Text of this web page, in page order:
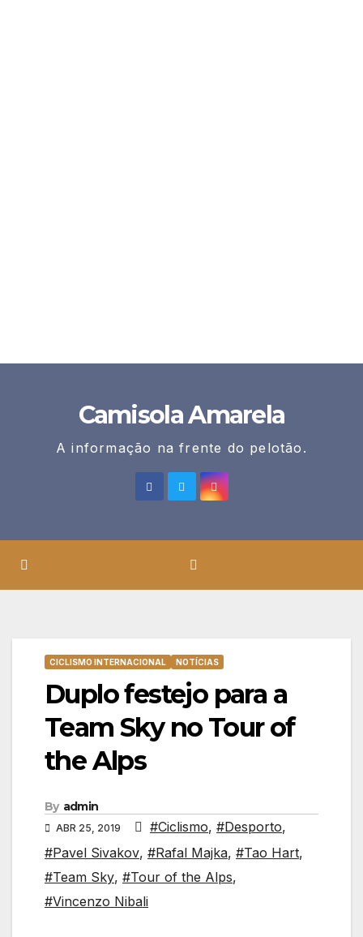
Camisola Amarela
A informação na frente do pelotão.
CICLISMO INTERNACIONAL NOTÍCIAS
Duplo festejo para a
Team Sky no Tour of
the Alps
By admin
ABR 25, 2019 #Ciclismo, #Desporto,
#Pavel Sivakov, #Rafal Majka, #Tao Hart,
#Team Sky, #Tour of the Alps,
#Vincenzo Nibali